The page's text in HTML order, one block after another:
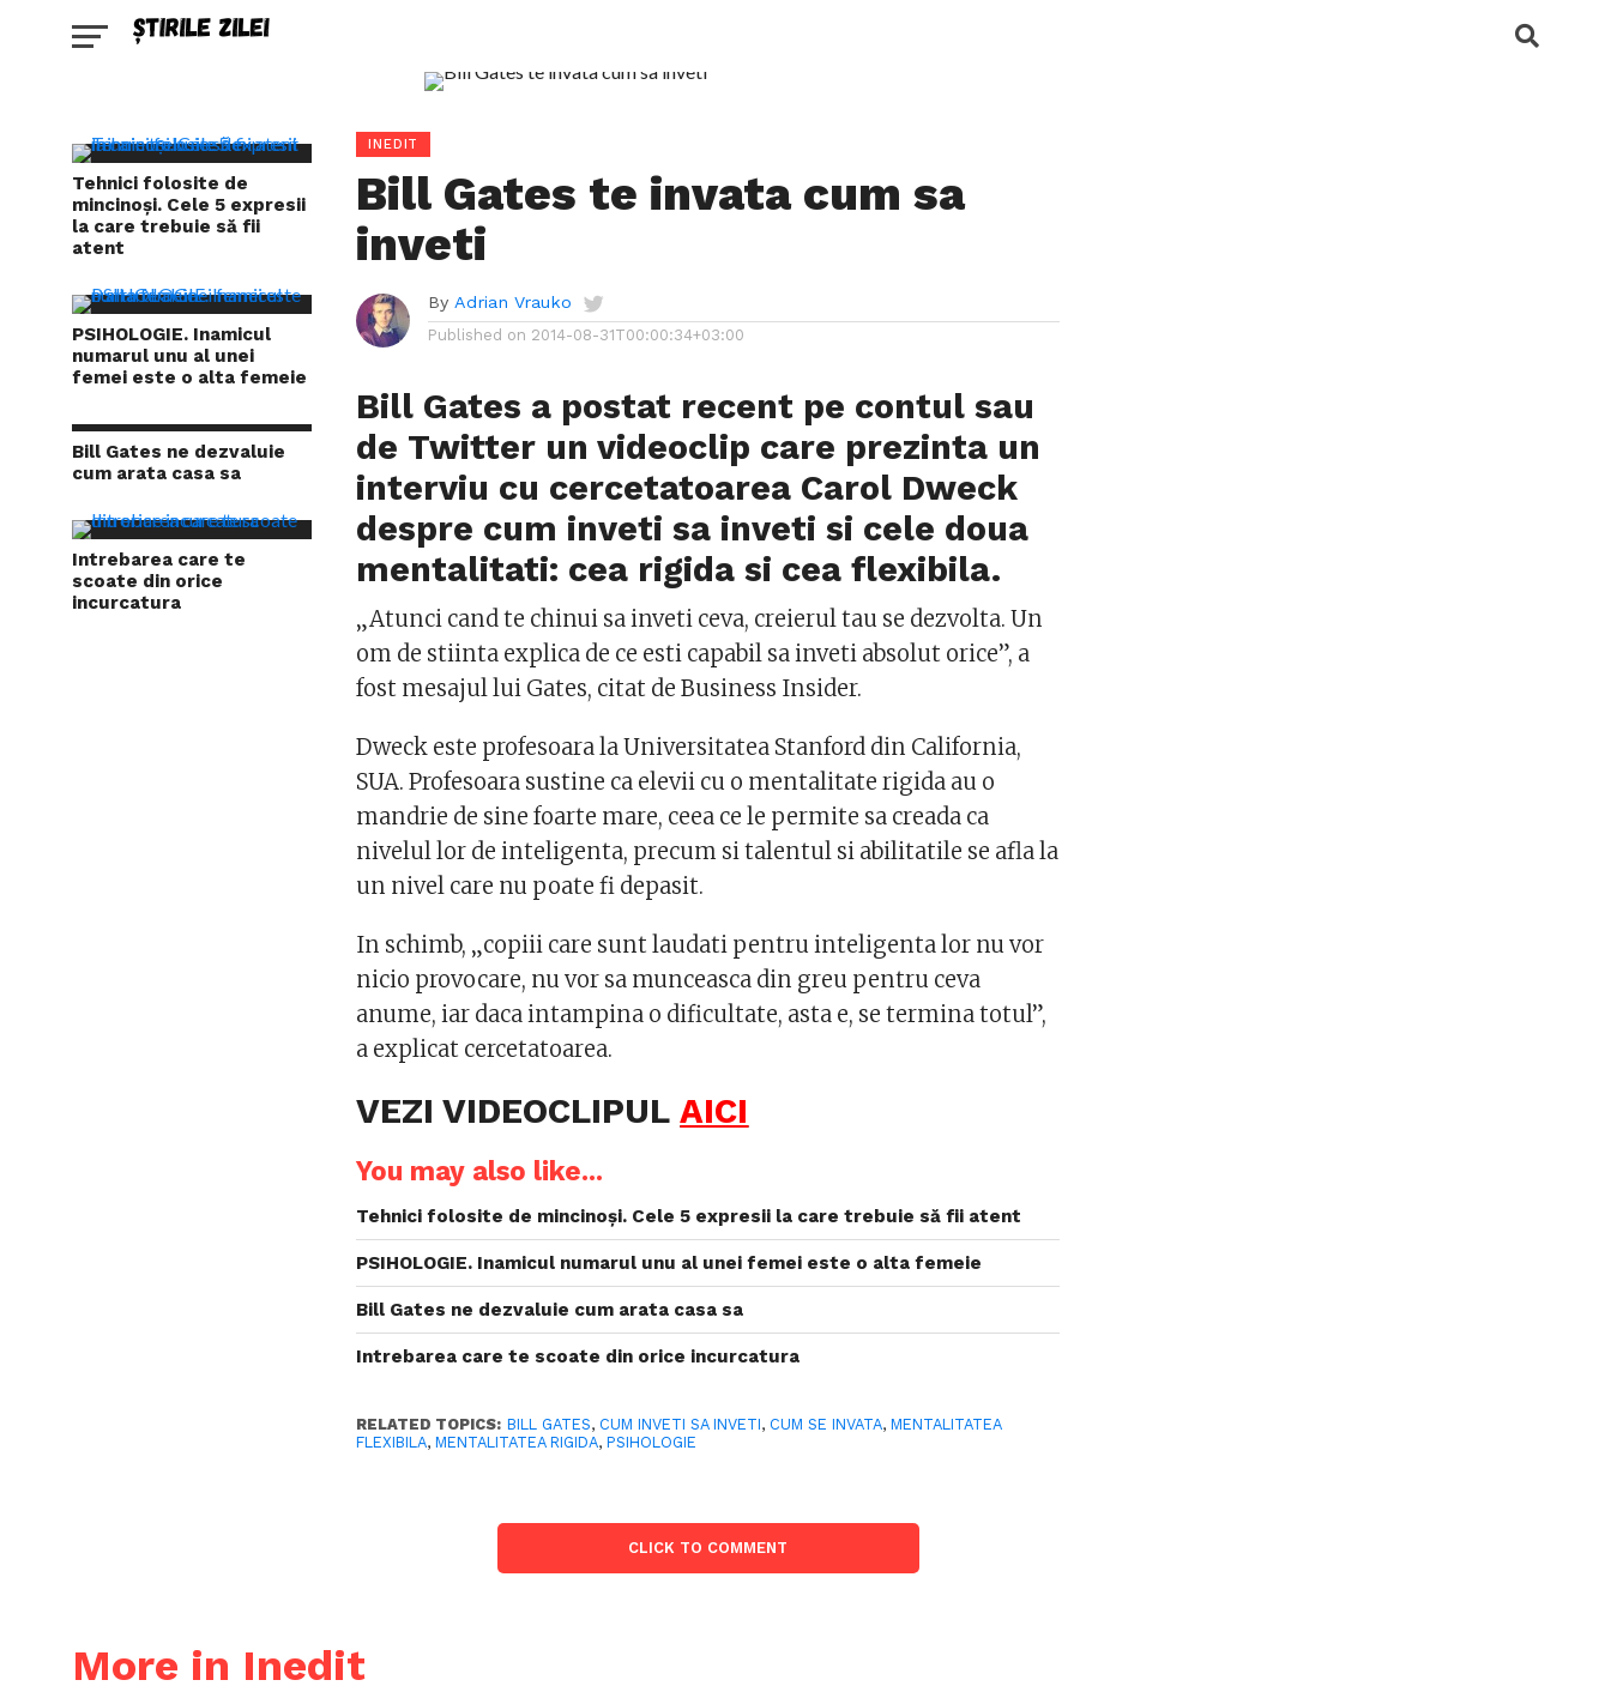
Tehnici folosite de
mincinoși. Cele 5 expresii
la care trebuie să fii
atent
PSIHOLOGIE. Inamicul
numarul unu al unei
femei este o alta femeie
Bill Gates ne dezvaluie
cum arata casa sa
Intrebarea care te
scoate din orice
incurcatura
INEDIT
Bill Gates te invata cum sa
inveti
By Adrian Vrauko
Published on 2014-08-31T00:00:34+03:00
Bill Gates a postat recent pe contul sau
de Twitter un videoclip care prezinta un
interviu cu cercetatoarea Carol Dweck
despre cum inveti sa inveti si cele doua
mentalitati: cea rigida si cea flexibila.
„Atunci cand te chinui sa inveti ceva, creierul tau se dezvolta. Un
om de stiinta explica de ce esti capabil sa inveti absolut orice”, a
fost mesajul lui Gates, citat de Business Insider.
Dweck este profesoara la Universitatea Stanford din California,
SUA. Profesoara sustine ca elevii cu o mentalitate rigida au o
mandrie de sine foarte mare, ceea ce le permite sa creada ca
nivelul lor de inteligenta, precum si talentul si abilitatile se afla la
un nivel care nu poate fi depasit.
In schimb, „copiii care sunt laudati pentru inteligenta lor nu vor
nicio provocare, nu vor sa munceasca din greu pentru ceva
anume, iar daca intampina o dificultate, asta e, se termina totul”,
a explicat cercetatoarea.
VEZI VIDEOCLIPULAICI
You may also like...
Tehnici folosite de mincinoși. Cele 5 expresii la care trebuie să fii atent
PSIHOLOGIE. Inamicul numarul unu al unei femei este o alta femeie
Bill Gates ne dezvaluie cum arata casa sa
Intrebarea care te scoate din orice incurcatura
RELATED TOPICS: BILL GATES, CUM INVETI SA INVETI, CUM SE INVATA,MENTALITATEA
FLEXIBILA,MENTALITATEA RIGIDA,PSIHOLOGIE
CLICK TO COMMENT
More in Inedit